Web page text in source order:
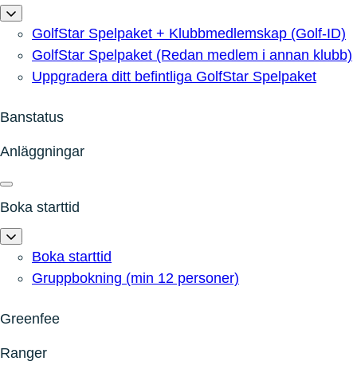
GolfStar Spelpaket + Klubbmedlemskap (Golf-ID)
GolfStar Spelpaket (Redan medlem i annan klubb)
Uppgradera ditt befintliga GolfStar Spelpaket
Banstatus
Anläggningar
Boka starttid
Boka starttid
Gruppbokning (min 12 personer)
Greenfee
Ranger